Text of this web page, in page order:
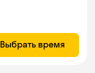
Выбрать время